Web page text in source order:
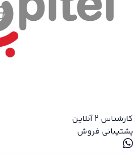
کارشناس 2
آنلاین
پشتیبانی فروش